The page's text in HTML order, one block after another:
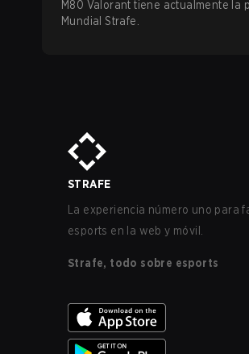
M80 Valorant tiene actualmente la
Mundial Strafe.
STRAFE
La experiencia número uno para
esports en la web y móvil.
Strafe, todo sobre esports